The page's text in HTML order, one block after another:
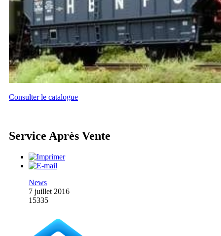
Consulter le catalogue
Service Après Vente
News
7 juillet 2016
15335